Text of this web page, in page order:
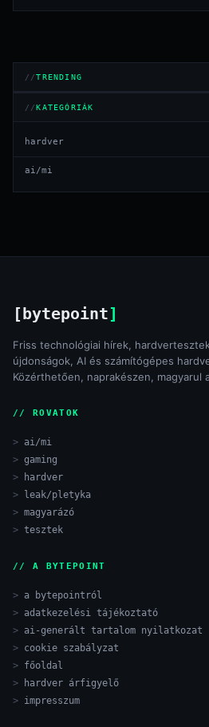
TRENDING
KATEGÓRIÁK
hardver
ai/mi
[bytepoint]
Friss technológiai hírek,
újdonságok, AI és számítógépes
Közérthetően, naprakészen, magyarul
// ROVATOK
ai/mi
gaming
hardver
leak/pletyka
magyarázó
tesztek
// A BYTEPOINT
a bytepointról
adatkezelési tájékoztató
ai-generált tartalom nyilatkozat
cookie szabályzat
főoldal
hardver árfigyelő
impresszum